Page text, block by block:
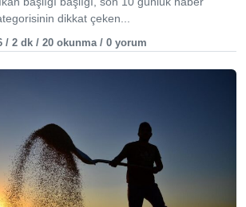
dikkat çeken...
/ 2 dk / 20 okunma / 0 yorum